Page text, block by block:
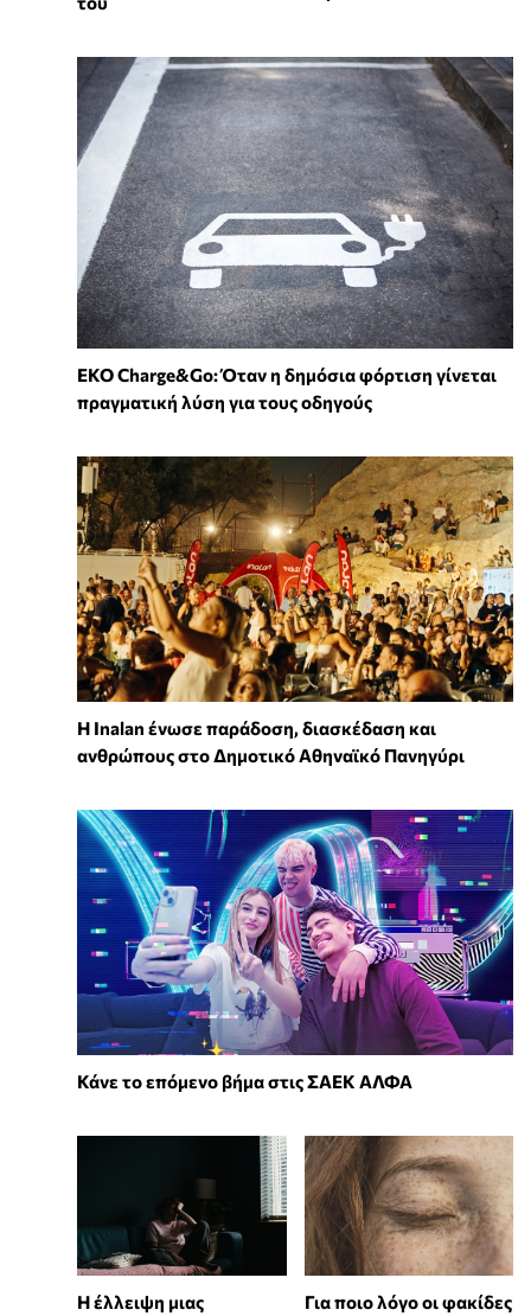
EKO Charge&Go: Όταν η δημόσια φόρτιση γίνεται
πραγματική λύση για τους οδηγούς
Η Inalan ένωσε παράδοση, διασκέδαση και
ανθρώπους στο Δημοτικό Αθηναϊκό Πανηγύρι
Κάνε το επόμενο βήμα στις ΣΑΕΚ ΑΛΦΑ
⁠Η έλλειψη μιας
Για ποιο λόγο οι φακίδες